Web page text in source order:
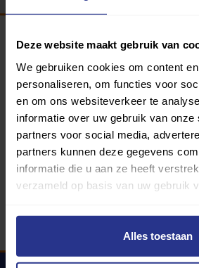
Deze website maakt gebruik van
We gebruiken cookies om content
personaliseren, om functies voor
en om ons websiteverkeer te
informatie over uw gebruik van onze
partners voor social media,
partners kunnen deze gegevens
informatie die u aan ze heeft
verzameld op basis van uw gebruik
Alles toestaan
Partners: